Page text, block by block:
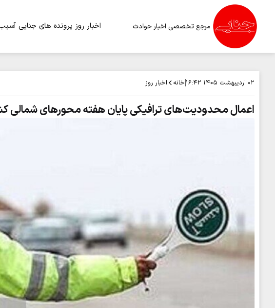
مرجع تخصصی اخبار حوادث اخبار روز پرونده های جنایی
۰۲ اردیبهشت ۱۴۰۵ ۱۶:۴۲ خانه اخبار روز
اعمال محدودیت‌های ترافیکی پایان هفته محورهای شمالی